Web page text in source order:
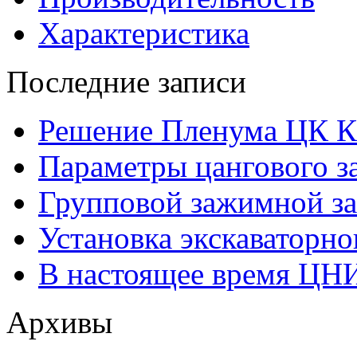
Характеристика
Последние записи
Решение Пленума ЦК
Параметры цангового
Групповой зажимной
Установка
В настоящее время
Архивы